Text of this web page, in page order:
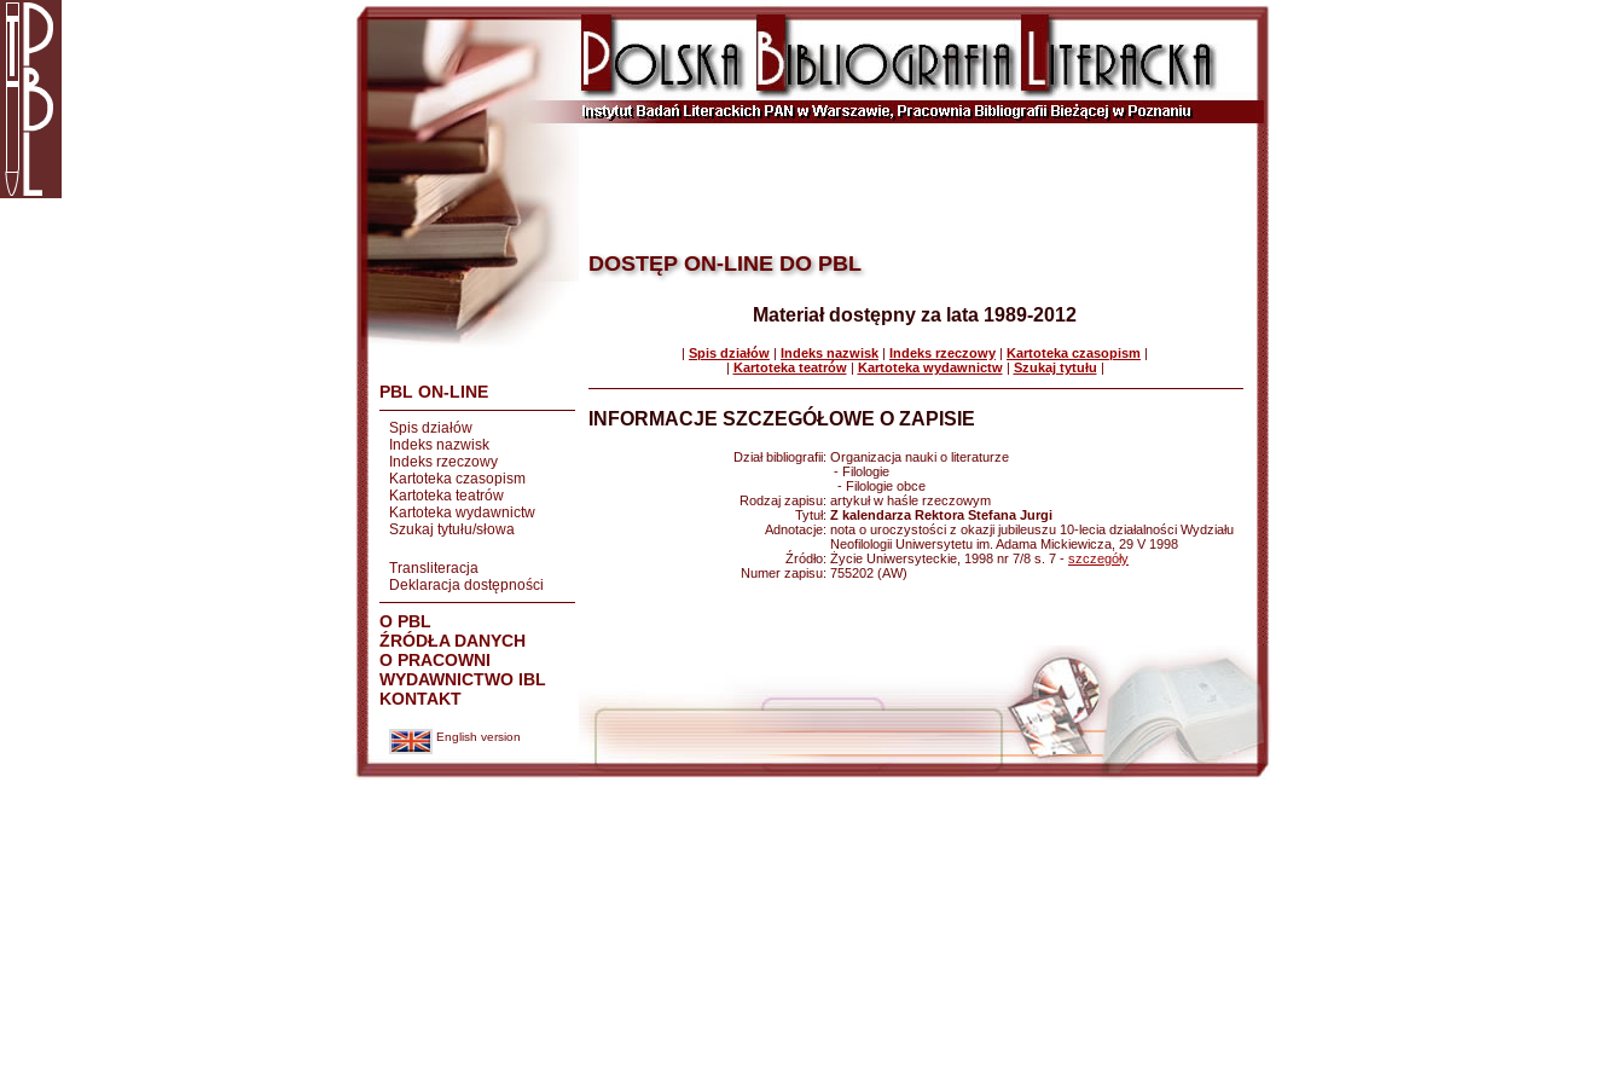
PBL ON-LINE
Spis działów
Indeks nazwisk
Indeks rzeczowy
Kartoteka czasopism
Kartoteka teatrów
Kartoteka wydawnictw
Szukaj tytułu/słowa
Transliteracja
Deklaracja dostępności
O PBL
ŹRÓDŁA DANYCH
O PRACOWNI
WYDAWNICTWO IBL
KONTAKT
English version
DOSTĘP ON-LINE DO PBL
Materiał dostępny za lata 1989-2012
| Spis działów | Indeks nazwisk | Indeks rzeczowy | Kartoteka czasopism |
| Kartoteka teatrów| Kartoteka wydawnictw| Szukaj tytułu |
INFORMACJE SZCZEGÓŁOWE O ZAPISIE
Dział bibliografii: Organizacja nauki o literaturze
- Filologie
- Filologie obce
Rodzaj zapisu: artykuł w haśle rzeczowym
Tytuł: Z kalendarza Rektora Stefana Jurgi
Adnotacje: nota o uroczystości z okazji jubileuszu 10-lecia działalności Wydziału
Neofilologii Uniwersytetu im. Adama Mickiewicza, 29 V 1998
Źródło: Życie Uniwersyteckie, 1998 nr 7/8 s. 7 - szczegóły
Numer zapisu: 755202 (AW)